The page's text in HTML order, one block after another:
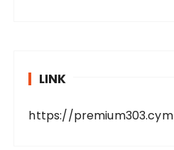
LINK
https://